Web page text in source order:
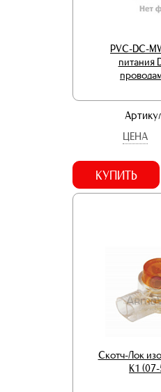
PVC-DC-
питания
ЦЕНА
КУПИТЬ
Скотч-Лок
K1